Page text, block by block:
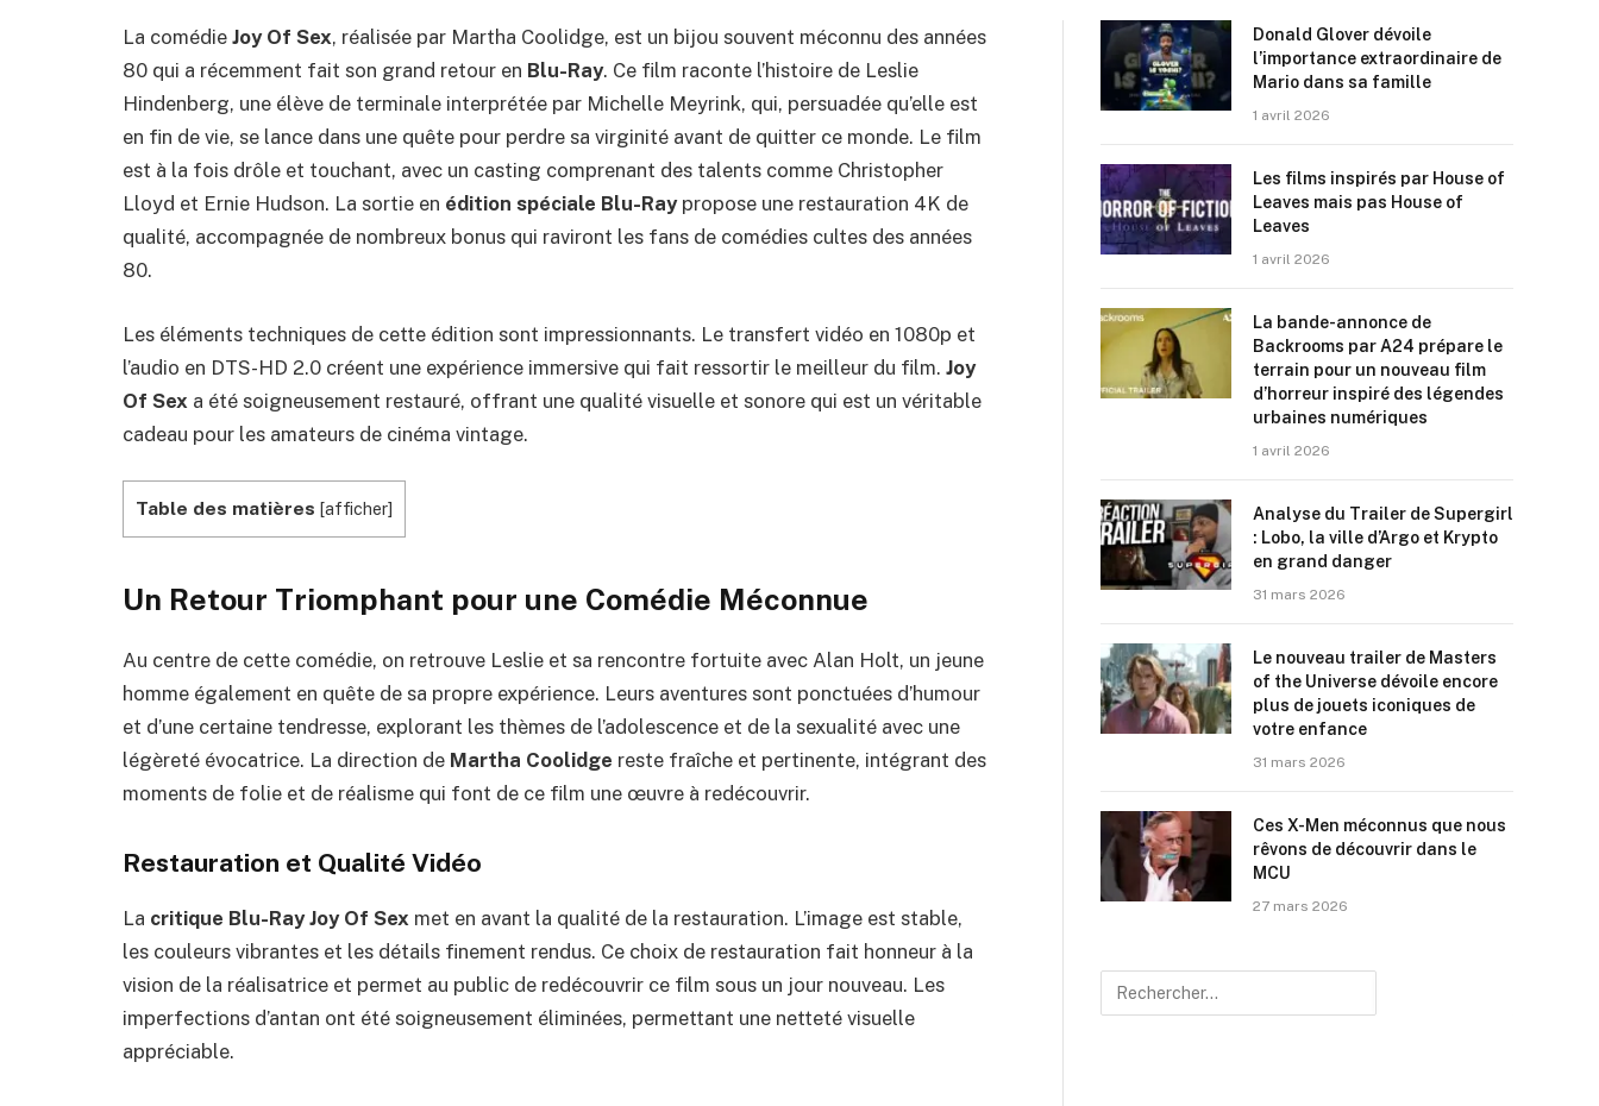
La comédie Joy Of Sex, réalisée par Martha Coolidge, est un bijou souvent méconnu des années
80 qui a récemment fait son grand retour en Blu-Ray. Ce film raconte l’histoire de Leslie
Hindenberg, une élève de terminale interprétée par Michelle Meyrink, qui, persuadée qu’elle est
en fin de vie, se lance dans une quête pour perdre sa virginité avant de quitter ce monde. Le film
est à la fois drôle et touchant, avec un casting comprenant des talents comme Christopher
Lloyd et Ernie Hudson. La sortie en édition spéciale Blu-Raypropose une restauration 4K de
qualité, accompagnée de nombreux bonus qui raviront les fans de comédies cultes des années
80.
Les éléments techniques de cette édition sont impressionnants. Le transfert vidéo en 1080p et
l’audio en DTS-HD 2.0 créent une expérience immersive qui fait ressortir le meilleur du film. Joy
Of Sex a été soigneusement restauré, offrant une qualité visuelle et sonore qui est un véritable
cadeau pour les amateurs de cinéma vintage.
Table des matières [afficher]
Un Retour Triomphant pour une Comédie Méconnue
Au centre de cette comédie, on retrouve Leslie et sa rencontre fortuite avec Alan Holt, un jeune
homme également en quête de sa propre expérience. Leurs aventures sont ponctuées d’humour
et d’une certaine tendresse, explorant les thèmes de l’adolescence et de la sexualité avec une
légèreté évocatrice. La direction de Martha Coolidge reste fraîche et pertinente, intégrant des
moments de folie et de réalisme qui font de ce film une œuvre à redécouvrir.
Restauration et Qualité Vidéo
La critique Blu-Ray Joy Of Sex met en avant la qualité de la restauration. L’image est stable,
les couleurs vibrantes et les détails finement rendus. Ce choix de restauration fait honneur à la
vision de la réalisatrice et permet au public de redécouvrir ce film sous un jour nouveau. Les
imperfections d’antan ont été soigneusement éliminées, permettant une netteté visuelle
appréciable.
Donald Glover dévoile
l’importance extraordinaire de
Mario dans sa famille
1 avril 2026
Les films inspirés par House of
Leaves mais pas House of
Leaves
1 avril 2026
La bande-annonce de
Backrooms par A24 prépare le
terrain pour un nouveau film
d’horreur inspiré des légendes
urbaines numériques
1 avril 2026
Analyse du Trailer de Supergirl
: Lobo, la ville d’Argo et Krypto
en grand danger
31 mars 2026
Le nouveau trailer de Masters
of the Universe dévoile encore
plus de jouets iconiques de
votre enfance
31 mars 2026
Ces X-Men méconnus que nous
rêvons de découvrir dans le
MCU
27 mars 2026